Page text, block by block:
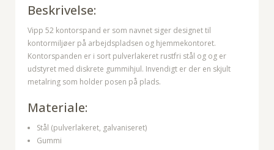
Beskrivelse:
Vipp 52 kontorspand er som navnet siger designet til
kontormiljøer på arbejdspladsen og hjemmekontoret.
Kontorspanden er i sort pulverlakeret rustfri stål og og er
udstyret med diskrete gummihjul. Invendigt er der en skjult
metalring som holder posen på plads.
Materiale:
Stål (pulverlakeret, galvaniseret)
Gummi